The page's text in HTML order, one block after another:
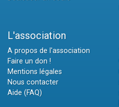
L'association
A propos de l'association
Faire un don !
Mentions légales
Nous contacter
Aide (FAQ)